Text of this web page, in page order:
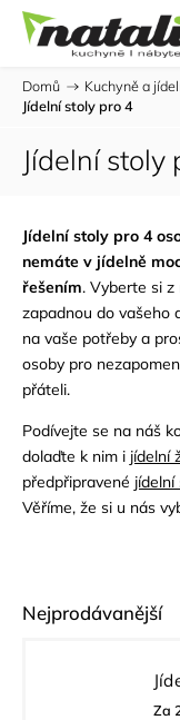
Domů / Kuchyně a
Jídelní stoly pro 4
Jídelní stoly
Jídelní stoly pro 4
nemáte v jídelně
řešením. Vyberte si z
zapadnou do vašeho
na vaše potřeby a
osoby pro
přáteli.
Podívejte se na náš
dolaďte k nim i jídelní
předpřipravené jídelní
Věříme, že si u nás
Nejprodávanější
Za